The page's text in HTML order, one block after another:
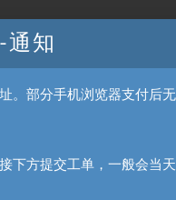
通知
。部分手机浏览器支付后
下方提交工单，一般会当